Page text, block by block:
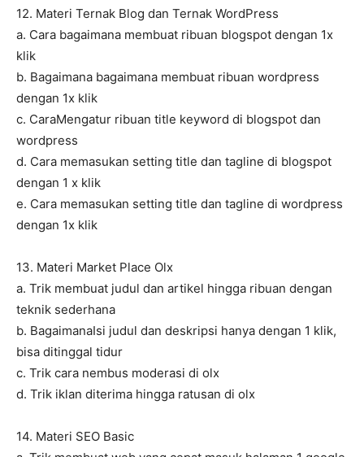
12. Materi Ternak Blog dan Ternak WordPress
a. Cara bagaimana membuat ribuan blogspot dengan 1x
klik
b. Bagaimana bagaimana membuat ribuan wordpress
dengan 1x klik
c. CaraMengatur ribuan title keyword di blogspot dan
wordpress
d. Cara memasukan setting title dan tagline di blogspot
dengan 1 x klik
e. Cara memasukan setting title dan tagline di wordpress
dengan 1x klik
13. Materi Market Place Olx
a. Trik membuat judul dan artikel hingga ribuan dengan
teknik sederhana
b. BagaimanaIsi judul dan deskripsi hanya dengan 1 klik,
bisa ditinggal tidur
c. Trik cara nembus moderasi di olx
d. Trik iklan diterima hingga ratusan di olx
14. Materi SEO Basic